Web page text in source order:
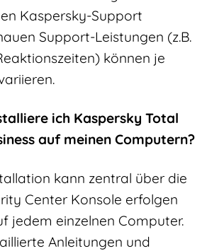
Kaspersky-Support
Support-Leistungen (z.B.
können je
ich Kaspersky Total
auf meinen Computern?
kann zentral über die
Center Konsole erfolgen
jedem einzelnen Computer.
Anleitungen und